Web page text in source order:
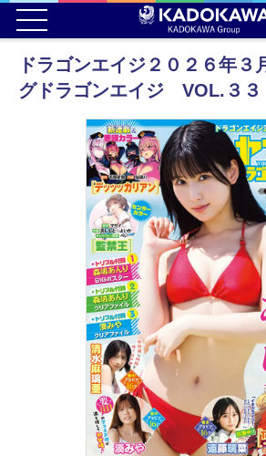
ドラゴンエイジ２０２６年
グドラゴンエイジ VOL.３３